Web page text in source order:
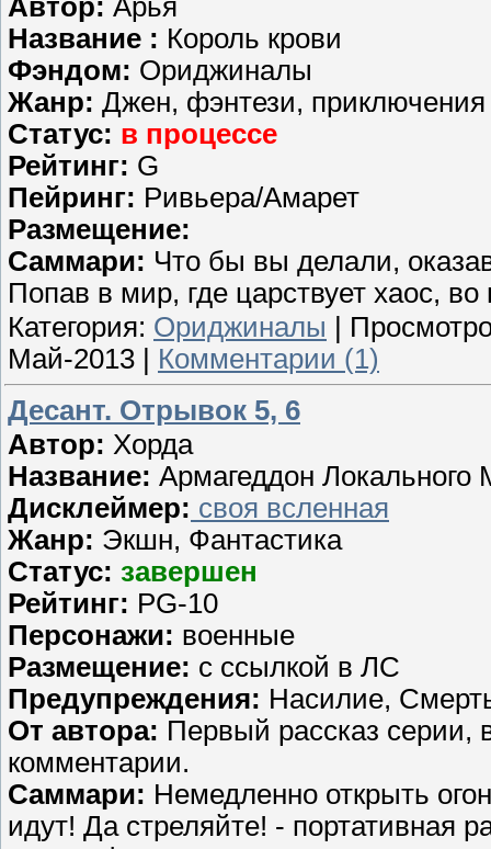
Название : Король крови
Фэндом: Ориджиналы
Жанр: Джен, фэнтези, приключения
Статус: в процессе
Рейтинг: G
Пейринг: Ривьера/Амарет
Размещение:
Саммари: Что бы вы делали,
Попав в мир, где царствует хаос,
Категория: Ориджиналы |
Май-2013 | Комментарии (1)
Десант. Отрывок 5, 6
Автор: Хорда
Название: Армагеддон
Дисклеймер: своя всленная
Жанр: Экшн, Фантастика
Статус: завершен
Рейтинг: PG-10
Персонажи: военные
Размещение: с ссылкой в ЛС
Предупреждения: Насилие,
От автора: Первый рассказ
комментарии.
Саммари: Немедленно открыть
идут! Да стреляйте! - портативная